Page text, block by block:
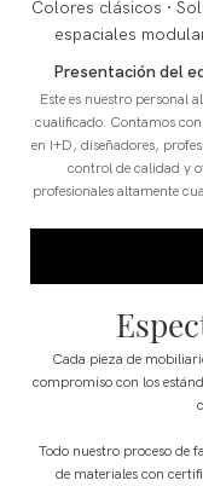
Presentación del
Este es nuestro personal
cualificado. Contamos
en I+D, diseñadores,
control de calidad y
profesionales altamente
Cada pieza de
compromiso con los
Todo nuestro proceso de
de materiales con